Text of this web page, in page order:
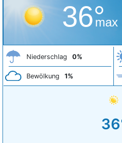
36°
max
Niederschlag 0%
Bewölkung 1%